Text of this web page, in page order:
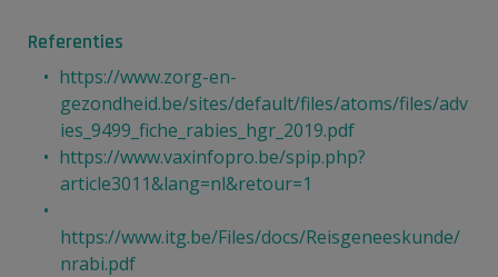
Referenties
https://www.zorg-en-
gezondheid.be/sites/default/files/atoms/files/adv
ies_9499_fiche_rabies_hgr_2019.pdf
https://www.vaxinfopro.be/spip.php?
article3011&lang=nl&retour=1
https://www.itg.be/Files/docs/Reisgeneeskunde/
nrabi.pdf